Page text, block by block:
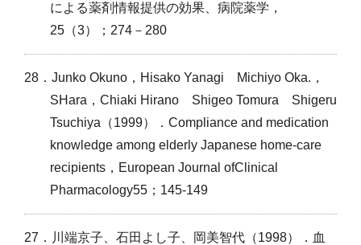
による薬剤情報提供の効果、病院薬学，
25（3）；274－280
28．Junko Okuno，Hisako Yanagi Michiyo Oka.，
SHara，Chiaki Hirano Shigeo Tomura Shigeru
Tsuchiya（1999）．Compliance and medication
knowledge among elderly Japanese home-care
recipients，European Journal ofClinical
Pharmacology55；145-149
27．川端京子、石田よし子、岡美智代（1998）．血